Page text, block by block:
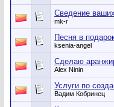
Сведение
mk-r
Песня в
ksenia-angel
Сделаю
Alex Ninin
Услуги по
Вадим Кобринец